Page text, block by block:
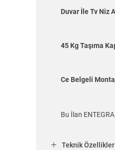
Duvar İle Tv Niz
45 Kg Taşıma
Ce Belgeli
Bu İlan
Teknik Özellikler